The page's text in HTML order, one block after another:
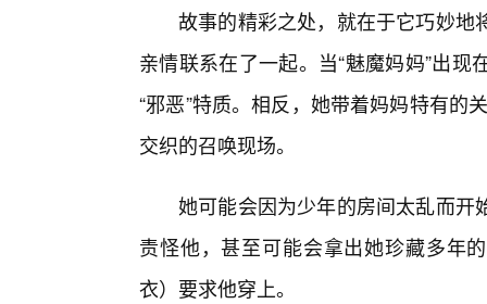
故事的精彩之处，就在于它巧妙地
亲情联系在了一起。当“魅魔妈妈”出
“邪恶”特质。相反，她带着妈妈特有的
交织的召唤现场。
她可能会因为少年的房间太乱而开
责怪他，甚至可能会拿出她珍藏多年
衣）要求他穿上。